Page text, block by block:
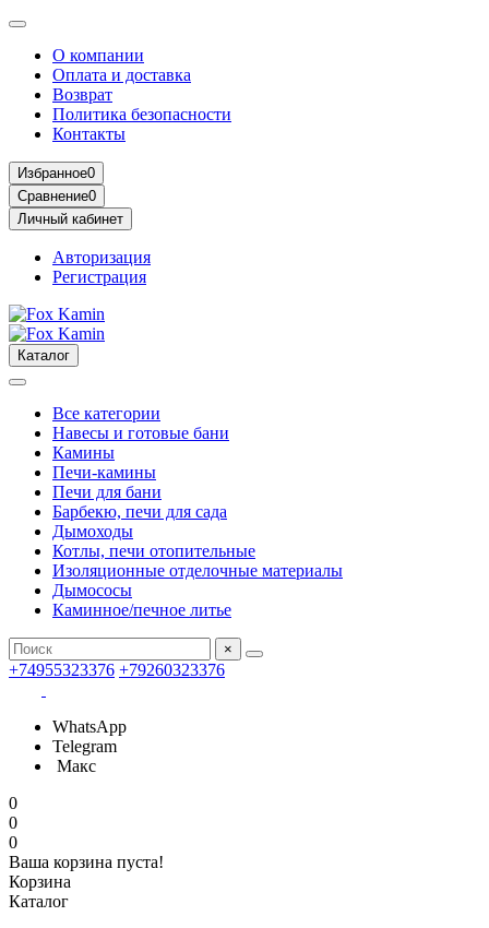
О компании
Оплата и доставка
Возврат
Политика безопасности
Контакты
Избранное0
Сравнение0
Личный кабинет
Авторизация
Регистрация
Каталог
Все категории
Навесы и готовые бани
Камины
Печи-камины
Печи для бани
Барбекю, печи для сада
Дымоходы
Котлы, печи отопительные
Изоляционные отделочные материалы
Дымососы
Каминное/печное литье
×
+74955323376 +79260323376
WhatsApp
Telegram
Макс
0
0
0
Ваша корзина пуста!
Корзина
Каталог